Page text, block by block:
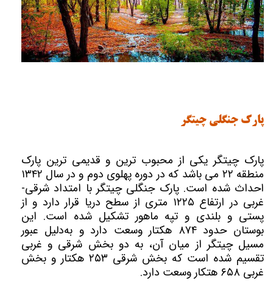
پارک جنگلی چیتگر
پارک چیتگر یکی از محبوب ترین‌ و قدیمی ترین پارک
منطقه ۲۲ می باشد که در دوره پهلوی دوم و در سال ۱۳۴۲
احداث شده است. پارک جنگلی چیتگر با امتداد شرقی-
غربی در ارتفاع ۱۲۲۵ متری از سطح دریا قرار دارد و از
پستی و بلندی و تپه ماهور تشکیل شده است. این
بوستان حدود ۸۷۴ هکتار وسعت دارد و به‌دلیل عبور
مسیل چیتگر از میان آن، به دو بخش شرقی و غربی
تقسیم شده است که بخش شرقی ۲۵۳ هکتار و بخش
غربی ۶۵۸ هتکار وسعت دارد.